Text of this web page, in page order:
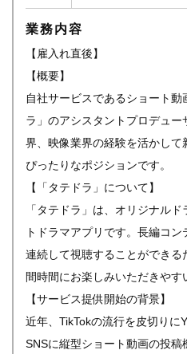
業務内容
【雇入れ直後】
【概要】
自社サービスであるショート
ラ」のアシスタントプロデュ
界、映像業界の経験を活かし
ぴったりなポジションです。
【「タテドラ」について】
「タテドラ」は、オリジナル
トドラマアプリです。長編コ
連続して視聴することができ
間時間にお楽しみいただきやす
【サービス提供開始の背景】
近年、TikTokの流行を皮切り
SNSに縦型ショート動画の投